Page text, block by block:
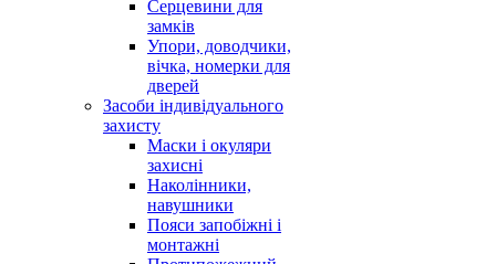
Серцевини для
замків
Упори, доводчики,
вічка, номерки для
дверей
Засоби індивідуального
захисту
Маски і окуляри
захисні
Наколінники,
навушники
Пояси запобіжні і
монтажні